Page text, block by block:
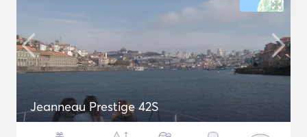
Jeanneau Prestige 42S